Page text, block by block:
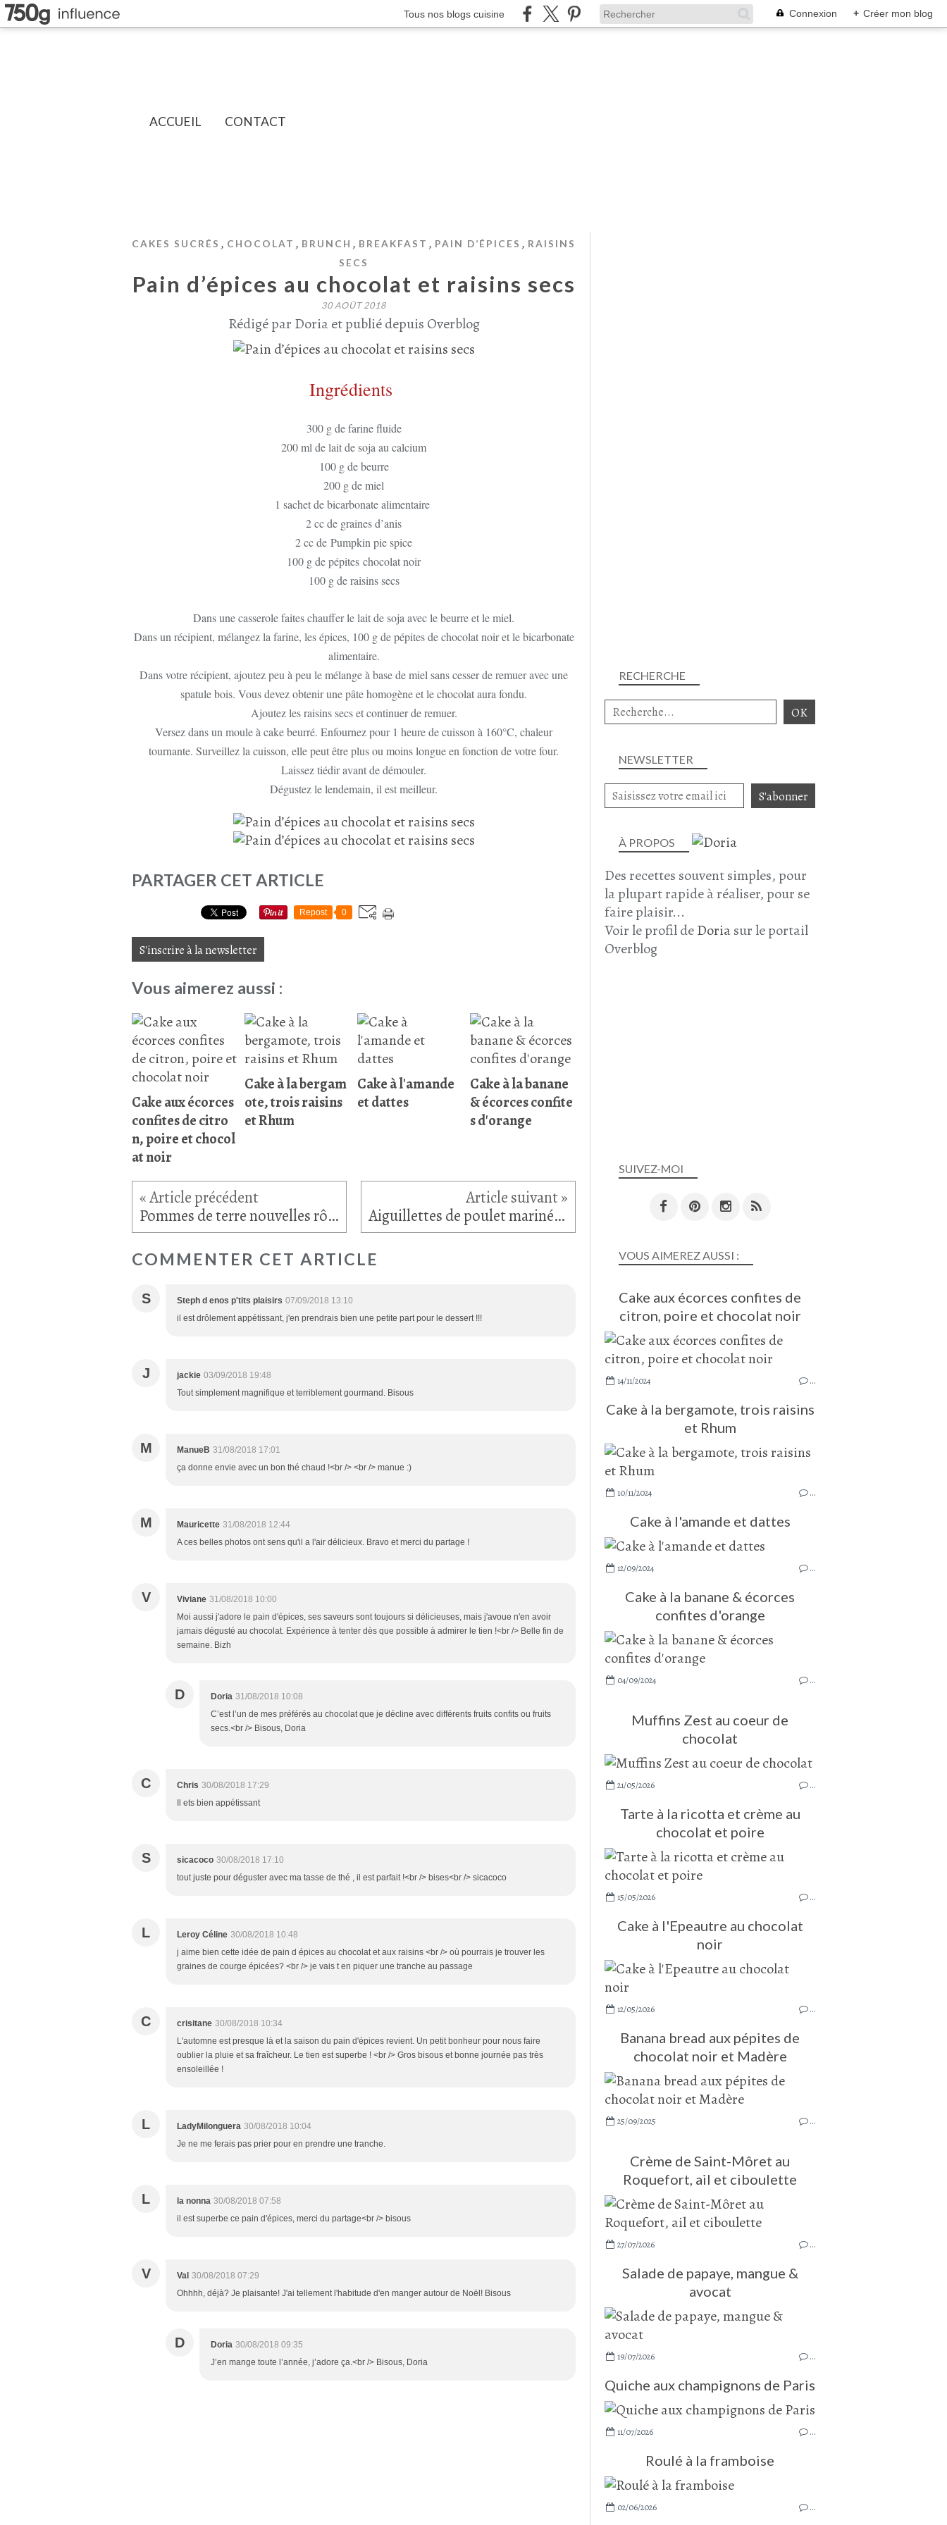
Tous nos blogs cuisine Connexion + Créer mon blog
ACCUEIL CONTACT
CAKES SUCRÉS , CHOCOLAT , BRUNCH , BREAKFAST , PAIN D’ÉPICES , RAISINS
SECS
Pain d’épices au chocolat et raisins secs
30 AOÛT 2018
Rédigé par Doria et publié depuis Overblog
Ingrédients
300 g de farine fluide
200 ml de lait de soja au calcium
100 g de beurre
200 g de miel
1 sachet de bicarbonate alimentaire
2 cc de graines d’anis
2 cc de Pumpkin pie spice
100 g de pépites chocolat noir
100 g de raisins secs
Dans une casserole faites chauffer le lait de soja avec le beurre et le miel.
Dans un récipient, mélangez la farine, les épices, 100 g de pépites de chocolat noir et le bicarbonate
alimentaire.
Dans votre récipient, ajoutez peu à peu le mélange à base de miel sans cesser de remuer avec une
spatule bois. Vous devez obtenir une pâte homogène et le chocolat aura fondu.
Ajoutez les raisins secs et continuer de remuer.
Versez dans un moule à cake beurré. Enfournez pour 1 heure de cuisson à 160°C, chaleur
tournante. Surveillez la cuisson, elle peut être plus ou moins longue en fonction de votre four.
Laissez tiédir avant de démouler.
Dégustez le lendemain, il est meilleur.
PARTAGER CET ARTICLE
Repost 0
S'inscrire à la newsletter
Vous aimerez aussi :
Cake aux écorces
confites de citro
n, poire et chocol
at noir
Cake à la bergam
ote, trois raisins
et Rhum
Cake à l'amande
et dattes
Cake à la banane
& écorces confite
s d'orange
Pommes de terre nouvelles rôties Aiguillettes de poulet marinées au citron
COMMENTER CET ARTICLE
S Steph d enos p'tits plaisirs 07/09/2018 13:10
il est drôlement appétissant, j'en prendrais bien une petite part pour le dessert !!!
J jackie 03/09/2018 19:48
Tout simplement magnifique et terriblement gourmand. Bisous
M ManueB 31/08/2018 17:01
ça donne envie avec un bon thé chaud !<br /> <br /> manue :)
M Mauricette 31/08/2018 12:44
A ces belles photos ont sens qu'il a l'air délicieux. Bravo et merci du partage !
V Viviane 31/08/2018 10:00
Moi aussi j'adore le pain d'épices, ses saveurs sont toujours si délicieuses, mais j'avoue n'en avoir
jamais dégusté au chocolat. Expérience à tenter dès que possible à admirer le tien !<br /> Belle fin de
semaine. Bizh
D Doria 31/08/2018 10:08
C’est l’un de mes préférés au chocolat que je décline avec différents fruits confits ou fruits
secs.<br /> Bisous, Doria
C Chris 30/08/2018 17:29
Il ets bien appétissant
S sicacoco 30/08/2018 17:10
tout juste pour déguster avec ma tasse de thé , il est parfait !<br /> bises<br /> sicacoco
L Leroy Céline 30/08/2018 10:48
j aime bien cette idée de pain d épices au chocolat et aux raisins <br /> où pourrais je trouver les
graines de courge épicées? <br /> je vais t en piquer une tranche au passage
C crisitane 30/08/2018 10:34
L'automne est presque là et la saison du pain d'épices revient. Un petit bonheur pour nous faire
oublier la pluie et sa fraîcheur. Le tien est superbe ! <br /> Gros bisous et bonne journée pas très
ensoleillée !
L LadyMilonguera 30/08/2018 10:04
Je ne me ferais pas prier pour en prendre une tranche.
L la nonna 30/08/2018 07:58
il est superbe ce pain d'épices, merci du partage<br /> bisous
V Val 30/08/2018 07:29
Ohhhh, déjà? Je plaisante! J'ai tellement l'habitude d'en manger autour de Noël! Bisous
D Doria 30/08/2018 09:35
J’en mange toute l’année, j’adore ça.<br /> Bisous, Doria
NEWSLETTER
SUIVEZ-MOI
RECHERCHE
À PROPOS
Des recettes souvent simples, pour
la plupart rapide à réaliser, pour se
faire plaisir...
Voir le profil deDoriasur le portail
Overblog
VOUS AIMEREZ AUSSI :
Cake aux écorces confites de
citron, poire et chocolat noir
14/11/2024 …
Cake à la bergamote, trois raisins
et Rhum
10/11/2024 …
Cake à l'amande et dattes
12/09/2024 …
Cake à la banane & écorces
confites d'orange
04/09/2024 …
Muffins Zest au coeur de
chocolat
21/05/2026 …
Tarte à la ricotta et crème au
chocolat et poire
15/05/2026 …
Cake à l'Epeautre au chocolat
noir
12/05/2026 …
Banana bread aux pépites de
chocolat noir et Madère
25/09/2025 …
Crème de Saint-Môret au
Roquefort, ail et ciboulette
27/07/2026 …
Salade de papaye, mangue &
avocat
19/07/2026 …
Quiche aux champignons de Paris
11/07/2026 …
Roulé à la framboise
02/06/2026 …